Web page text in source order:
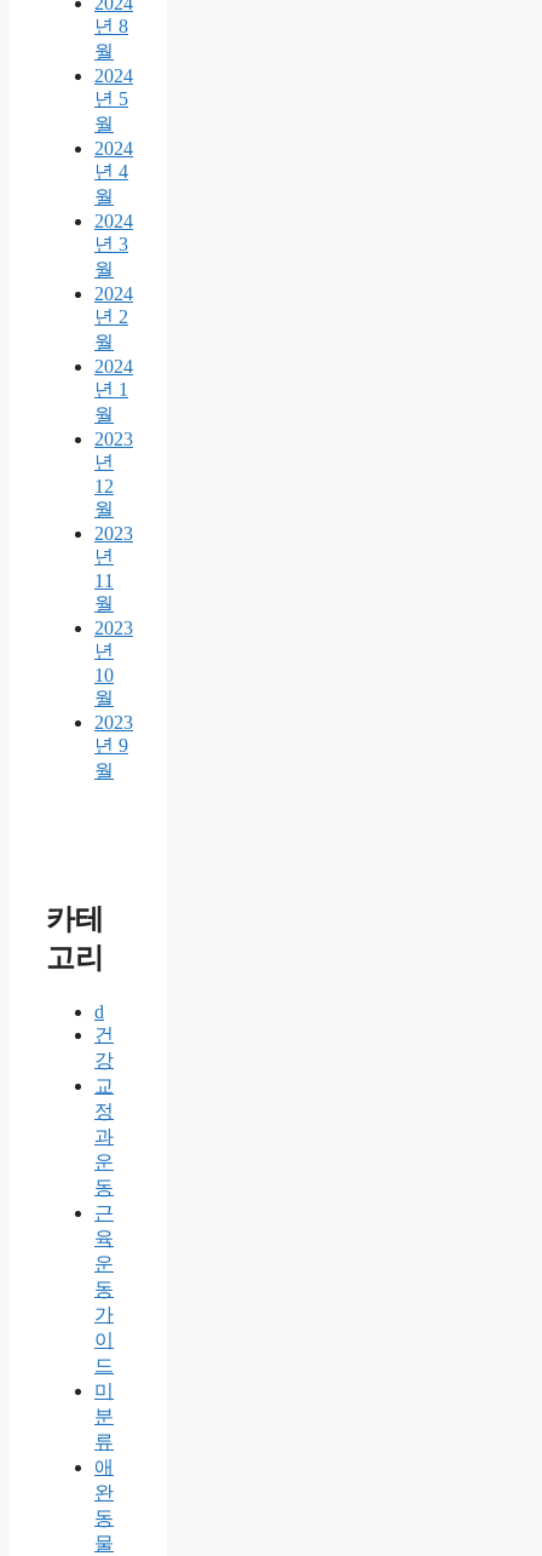
년 8
월
2024
년 5
월
2024
년 4
월
2024
년 3
월
2024
년 2
월
2024
년 1
월
2023
년
12
월
2023
년
11
월
2023
년
10
월
2023
년 9
월
카테
고리
d
건
강
교
정
과
운
동
근
육
운
동
가
이
드
미
분
류
애
완
동
물